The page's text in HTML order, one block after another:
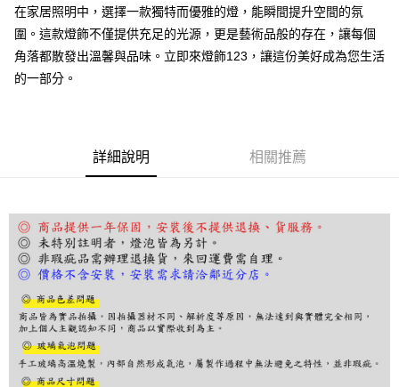
Google Pay
全盈+PAY
AFTEE先享後付
【「AFTEE先享後付」結帳流程】
１．於結帳方式選擇「AFTEE先享後付」後，將跳轉至「AFTEE先享後付」
結帳頁面，進行簡訊認證並確認金額後，即可完成結帳。
２．訂單成立數日內，您將收到繳費通知簡訊。
３．收到繳費通知簡訊後14天內，點擊此簡訊中的連結，可透過四大超商／
ATM／網路銀行／等多元方式進行付款，方視為交易完成。
※ 請注意：結帳手續完成當下不需立刻繳費，但若您需要取消訂單，請聯絡
購買商品的店家。未經商家同意取消之訂單仍視為有效，需透過AFTEE先享
後付繳納相關費用。
※ 交易是否成功請以「AFTEE先享後付 」之結帳頁面顯示為準，若有關於
每筆NT$180，滿NT$5,000(含以上)免運費
在家居照明中，選擇一款獨特而優雅的燈，能瞬間提升空間的氛
圍。這款燈飾不僅提供充足的光源，更是藝術品般的存在，讓每個
角落都散發出溫馨與品味。立即來燈飾123，讓這份美好成為您生活
的一部分。
詳細說明 相關推薦